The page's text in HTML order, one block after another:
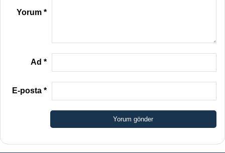
Yorum*
Ad*
E-posta*